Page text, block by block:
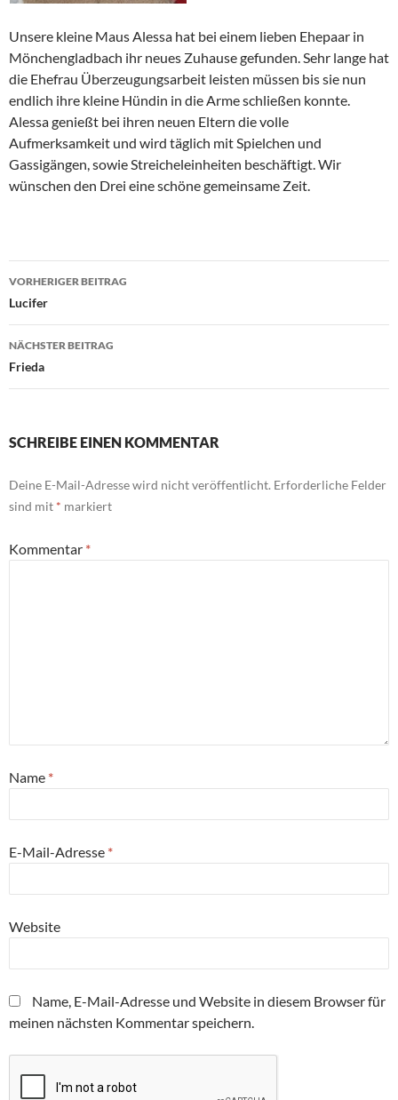
Unsere kleine Maus Alessa hat bei einem lieben Ehepaar in
Mönchengladbach ihr neues Zuhause gefunden. Sehr lange hat
die Ehefrau Überzeugungsarbeit leisten müssen bis sie nun
endlich ihre kleine Hündin in die Arme schließen konnte.
Alessa genießt bei ihren neuen Eltern die volle
Aufmerksamkeit und wird täglich mit Spielchen und
Gassigängen, sowie Streicheleinheiten beschäftigt. Wir
wünschen den Drei eine schöne gemeinsame Zeit.
Beitragsnavigation
VORHERIGER BEITRAG
Lucifer
NÄCHSTER BEITRAG
Frieda
SCHREIBE EINEN KOMMENTAR
Deine E-Mail-Adresse wird nicht veröffentlicht. Erforderliche Felder
sind mit * markiert
Kommentar *
Name *
E-Mail-Adresse *
Website
Name, E-Mail-Adresse und Website in diesem Browser für
meinen nächsten Kommentar speichern.